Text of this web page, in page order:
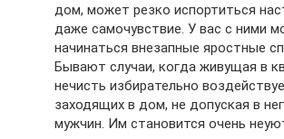
дом, может резко испортиться
даже самочувствие. У вас с ними
начинаться внезапные яростные
Бывают случаи, когда живущая в
нечисть избирательно
заходящих в дом, не допуская в
мужчин. Им становится очень